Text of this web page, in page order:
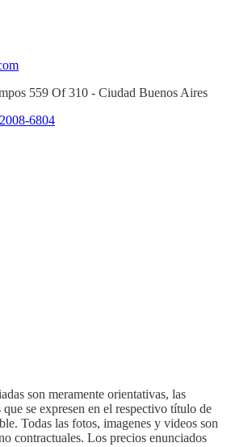
559 Of 310 - Ciudad Buenos Aires
6804
son meramente orientativas, las
que se expresen en el respectivo título de
Todas las fotos, imagenes y videos son
contractuales. Los precios enunciados